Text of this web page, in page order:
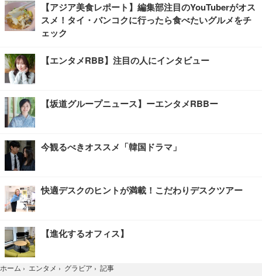
【アジア美食レポート】編集部注目のYouTuberがオス
スメ！タイ・バンコクに行ったら食べたいグルメをチ
ェック
【エンタメRBB】注目の人にインタビュー
【坂道グループニュース】ーエンタメRBBー
今観るべきオススメ「韓国ドラマ」
快適デスクのヒントが満載！こだわりデスクツアー
【進化するオフィス】
ホーム › エンタメ › グラビア › 記事